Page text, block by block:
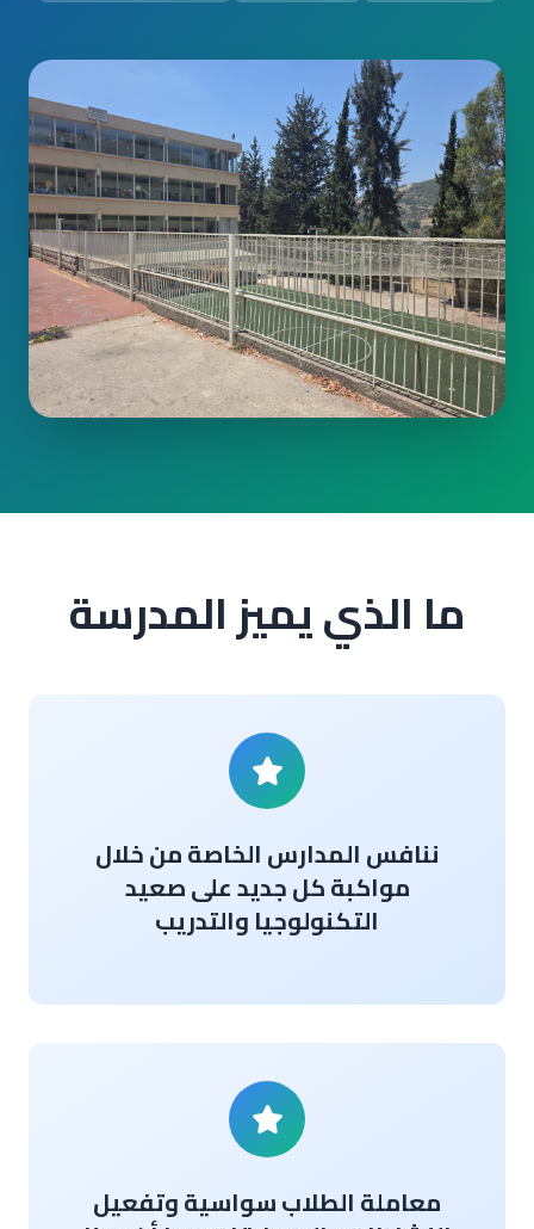
ما الذي يميز المدرسة
ننافس المدارس الخاصة من خلال
مواكبة كل جديد على صعيد
التكنولوجيا والتدريب
معاملة الطلاب سواسية وتفعيل